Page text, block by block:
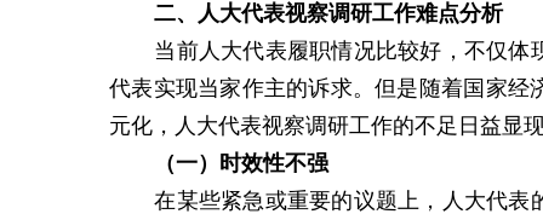
二、 人大代表视察调研工作难点分析
当前人大代表履职情况比较好，不仅
代表实现当家作主的诉求。但是随着国家
元化，人大代表视察调研工作的不足日益显
（一） 时效性不强
在某些紧急或重要的议题上，人大代